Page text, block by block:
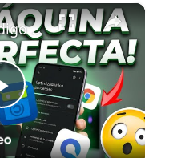
Fullscreen ×
P
5 Apps de Código Abierto que Transforman tu Android en una Máquina Perfecta